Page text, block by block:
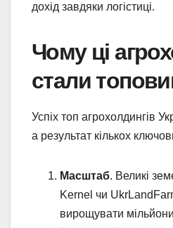
дохід завдяки логістиці.
Чому ці
стали
Успіх топ агрохолдингів
а результат кількох
Масштаб. Великі
Kernel чи
вирощувати мільйони